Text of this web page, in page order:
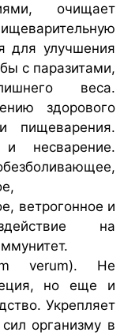
очищает
для улучшения
с паразитами,
веса.
здорового
пищеварения.
несварение.
ветрогонное и
на
verum). Не
но еще и
Укрепляет
организму в